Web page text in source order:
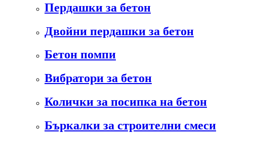
Пердашки за бетон
Двойни пердашки за бетон
Бетон помпи
Вибратори за бетон
Колички за посипка на бетон
Бъркалки за строителни смеси